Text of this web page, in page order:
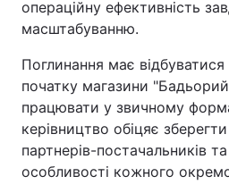
операційну ефективність
масштабуванню.
Поглинання має
початку магазини
працювати у звичному
керівництво обіцяє
партнерів-постачальників
особливості кожного